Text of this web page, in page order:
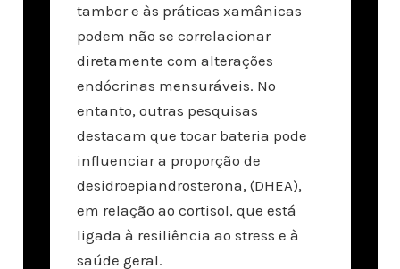
tambor e às práticas xamânicas
podem não se correlacionar
diretamente com alterações
endócrinas mensuráveis. No
entanto, outras pesquisas
destacam que tocar bateria pode
influenciar a proporção de
desidroepiandrosterona, (DHEA),
em relação ao cortisol, que está
ligada à resiliência ao stress e à
saúde geral.